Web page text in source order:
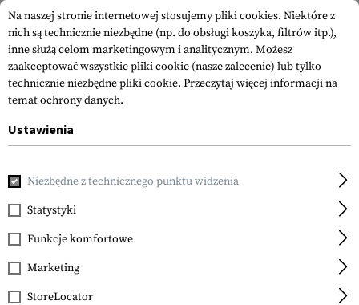
IMI Defense
Dummy Bullets .45 ACP
10pcs
Na naszej stronie internetowej stosujemy pliki cookies. Niektóre z
nich są technicznie niezbędne (np. do obsługi koszyka, filtrów itp.),
inne służą celom marketingowym i analitycznym. Możesz
zaakceptować wszystkie pliki cookie (nasze zalecenie) lub tylko
technicznie niezbędne pliki cookie. Przeczytaj więcej informacji na
temat ochrony danych.
Ustawienia
Niezbędne z technicznego punktu widzenia
Statystyki
Funkcje komfortowe
Marketing
StoreLocator